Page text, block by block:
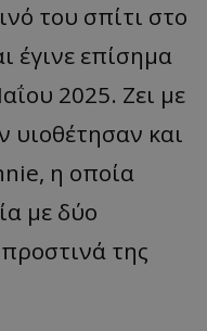
του σπίτι στο
έγινε επίσημα
2025. Ζει με
και
η οποία
με δύο
της